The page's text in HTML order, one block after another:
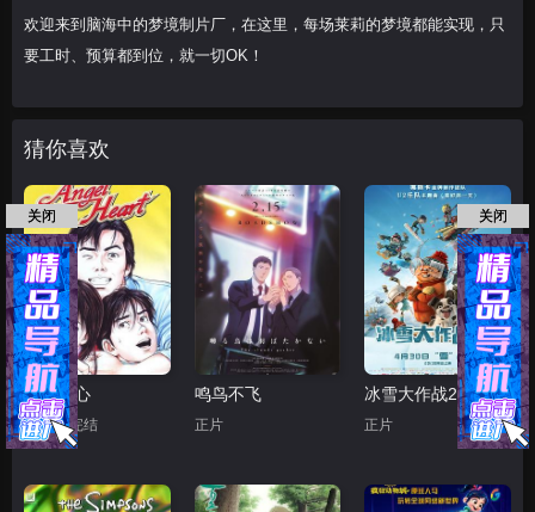
欢迎来到脑海中的梦境制片厂，在这里，每场莱莉的梦境都能实现，只
要工时、预算都到位，就一切OK！
猜你喜欢
天使之心
第50集完结
鸣鸟不飞
正片
冰雪大作战2（原声版）
正片
关闭 关闭